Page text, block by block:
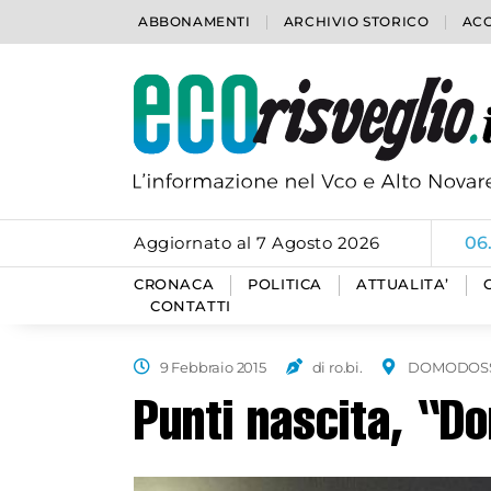
ABBONAMENTI ARCHIVIO STORICO
Aggiornato al 7 Agosto 2026
CRONACA POLITICA ATTUALITA’
CONTATTI
9 Febbraio 2015 di ro.bi.
Punti nascita,